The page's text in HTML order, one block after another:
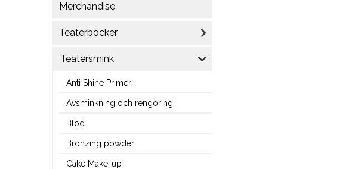
Merchandise
Teaterböcker
Teatersmink
Anti Shine Primer
Avsminkning och rengöring
Blod
Bronzing powder
Cake Make-up